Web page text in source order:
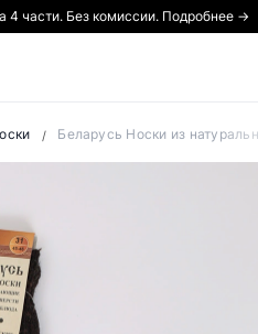
4 части. Без комиссии. Подробнее →
Беларусь Носки из